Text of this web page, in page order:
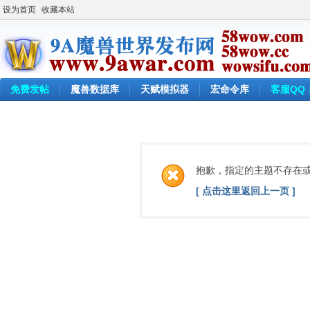
设为首页 收藏本站
免费发帖 魔兽数据库 天赋模拟器 宏命令库 客服QQ
抱歉，指定的主题不存在
[ 点击这里返回上一页 ]